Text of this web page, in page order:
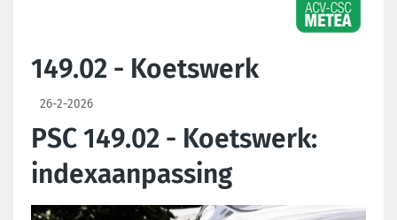
149.02 - Koetswerk
26-2-2026
PSC 149.02 - Koetswerk:
indexaanpassing